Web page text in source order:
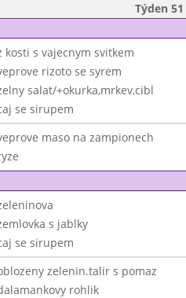
Týden 51
kosti s vajecnym svitkem
rizoto se syrem
salat/+okurka,mrkev,cibl
se sirupem
maso na zampionech
s jablky
se sirupem
zelenin.talir s pomaz
rohlik